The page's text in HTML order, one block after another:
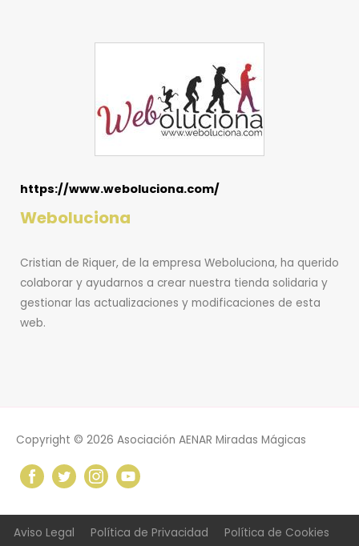
https://www.weboluciona.com/
Weboluciona
Cristian de Riquer, de la empresa Weboluciona, ha querido
colaborar y ayudarnos a crear nuestra tienda solidaria y
gestionar las actualizaciones y modificaciones de esta
web.
Copyright © 2026 Asociación AENAR Miradas Mágicas
Aviso Legal Política de Privacidad
Política de Cookies